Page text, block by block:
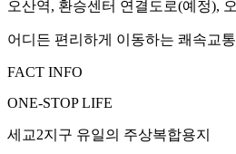
오산역, 환승센터 연결도로(예정),
어디든 편리하게 이동하는 쾌속교
FACT INFO
ONE-STOP LIFE
세교2지구 유일의 주상복합용지